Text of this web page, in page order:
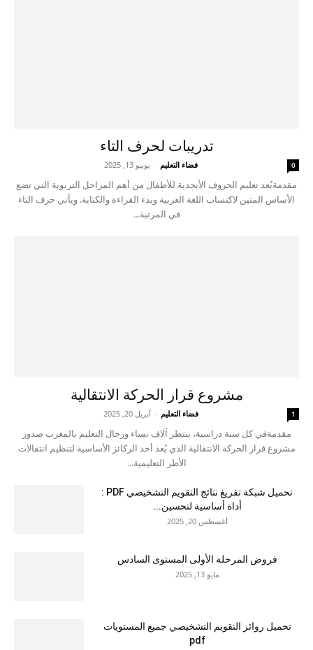
تدريبات لحرف التاء
فضاء التعليم - يونيو 13, 2025 0
مقدمةيُعد تعليم الحروف الأبجدية للأطفال من أهم المراحل التربوية التي تضع
الأساس المتين لاكتساب اللغة العربية وبدء القراءة والكتابة. ويأتي حرف التاء
في المرتبة...
مشروع قرار الحركة الانتقالية
فضاء التعليم - أبريل 20, 2025 1
مقدمةفي كل سنة دراسية، ينتظر آلاف نساء ورجال التعليم بالمغرب صدور
مشروع قرار الحركة الانتقالية الذي يُعد أحد الركائز الأساسية لتنظيم انتقالات
الأطر التعليمية...
تحميل شبكة تفريغ نتائج التقويم التشخيصي PDF :
أداة أساسية لتحسين...
أغسطس 20, 2025
فروض المرحلة الأولى المستوى السادس
مايو 13, 2025
تحميل روائز التقويم التشخيصي جميع المستويات
pdf